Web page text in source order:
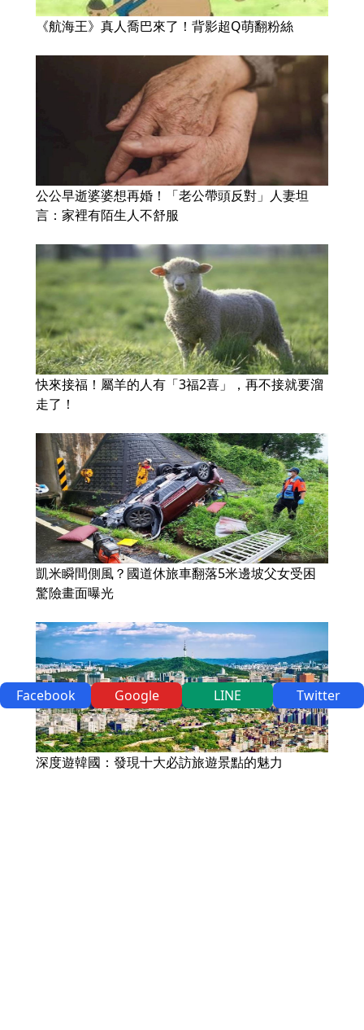
《航海王》真人喬巴來了！背影超Q萌翻粉絲
公公早逝婆婆想再婚！「老公帶頭反對」人妻坦
言：家裡有陌生人不舒服
快來接福！屬羊的人有「3福2喜」，再不接就要溜
走了！
凱米瞬間側風？國道休旅車翻落5米邊坡父女受困
驚險畫面曝光
深度遊韓國：發現十大必訪旅遊景點的魅力
Facebook Google LINE Twitter